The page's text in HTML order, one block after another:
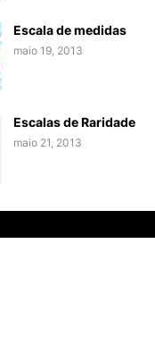
Escala de medidas
maio 19, 2013
Escalas de Raridade
maio 21, 2013